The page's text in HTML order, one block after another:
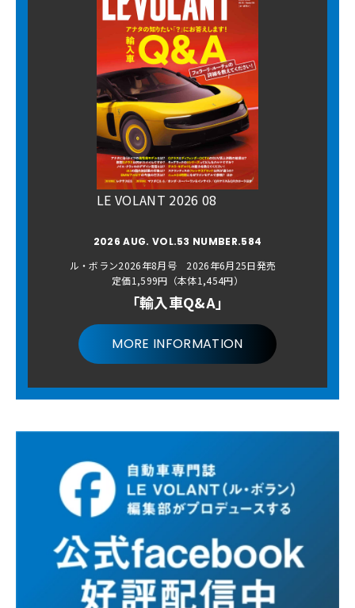
LE VOLANT 2026 08
2026 AUG. VOL.53 NUMBER.584
ル・ボラン2026年8月号 2026年6月25日発売
定価1,599円（本体1,454円）
「輸入車Q&A」
MORE INFORMATION